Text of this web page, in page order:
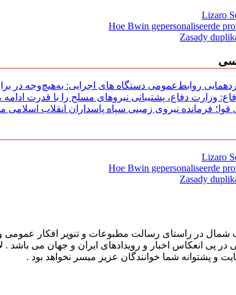
Lizaro
Hoe Bwin gepersonaliseerde
Zasady
روابط‌عمومی دستگاه های اجرایی: به‌هیچ‌وجه در
وزارت دفاع، پشتیبانی نیرو‌های مسلح را با قدرت
قوا؛ فرمانده نیروی زمینی سپاه پاسداران انقلاب
Lizaro
Hoe Bwin gepersonaliseerde
Zasady
شمال در راستای رسالت مطبوعات و تنویر افکار
در پی انعکاس اخبار و رویدادهای ایران و جهان می
و پشتوانه شما خوانندگان عزیز میسر نخواهد بود .